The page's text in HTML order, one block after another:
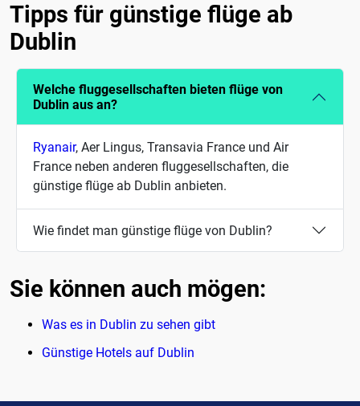
Tipps für günstige flüge ab
Dublin
Welche fluggesellschaften bieten flüge von
Dublin aus an?
Ryanair, Aer Lingus, Transavia France und Air
France neben anderen fluggesellschaften, die
günstige flüge ab Dublin anbieten.
Wie findet man günstige flüge von Dublin?
Sie können auch mögen:
Was es in Dublin zu sehen gibt
Günstige Hotels auf Dublin